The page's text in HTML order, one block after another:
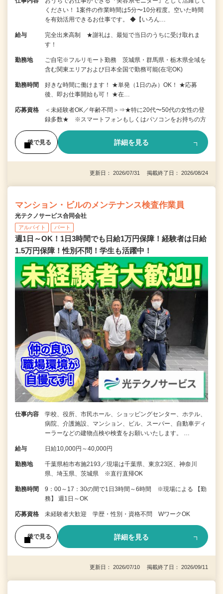
ください！ 1案件の作業時間は5分〜10分程度。空いた時間
を有効活用できるお仕事です。 ◆【いろん…
給与
完全出来高制 ★謝礼は、最短で当日のうちに受け取れま
す！
勤務地
ご自宅※フルリモート勤務 茨城県・群馬県・栃木県全域を
含む関東エリアおよび日本全国で勤務可能(在宅OK)
勤務時間
好きな時間に働けます！ ★単発（1日のみ）OK！ ★応募
後、即お仕事開始も可！ ★在…
応募資格
＜未経験者OK／年齢不問＞⇒★特に20代〜50代の女性の登
録多数★ ※スマートフォンもしくはパソコンをお持ちの方
後で見る 詳細を見る
更新日： 2026/07/31 掲載終了日： 2026/08/24
マンション・ビルのメンテナンス検査作業員
光テクノサービス合同会社
アルバイト パート
週1日～OK！1日3時間でも日給1万円保障！経験者は日給
1.5万円保障！性別不問！学生も活躍中！
仕事内容
学校、役所、市民ホール、ショッピングセンター、ホテル、
病院、介護施設、マンション、ビル、スーパー、自動車ディ
ーラーなどの建物点検や検査をお願いいたします。 …
給与 日給10,000円～40,000円
勤務地
千葉県柏市布施2193／現場は千葉県、東京23区、神奈川
県、埼玉県、茨城県 ※直行直帰OK
勤務時間
9：00～17：30の間で1日3時間～6時間 ※現場による 【勤
務】 週1日～OK
応募資格 未経験者大歓迎 学歴・性別・資格不問 WワークOK
後で見る 詳細を見る
更新日： 2026/07/10 掲載終了日： 2026/09/11